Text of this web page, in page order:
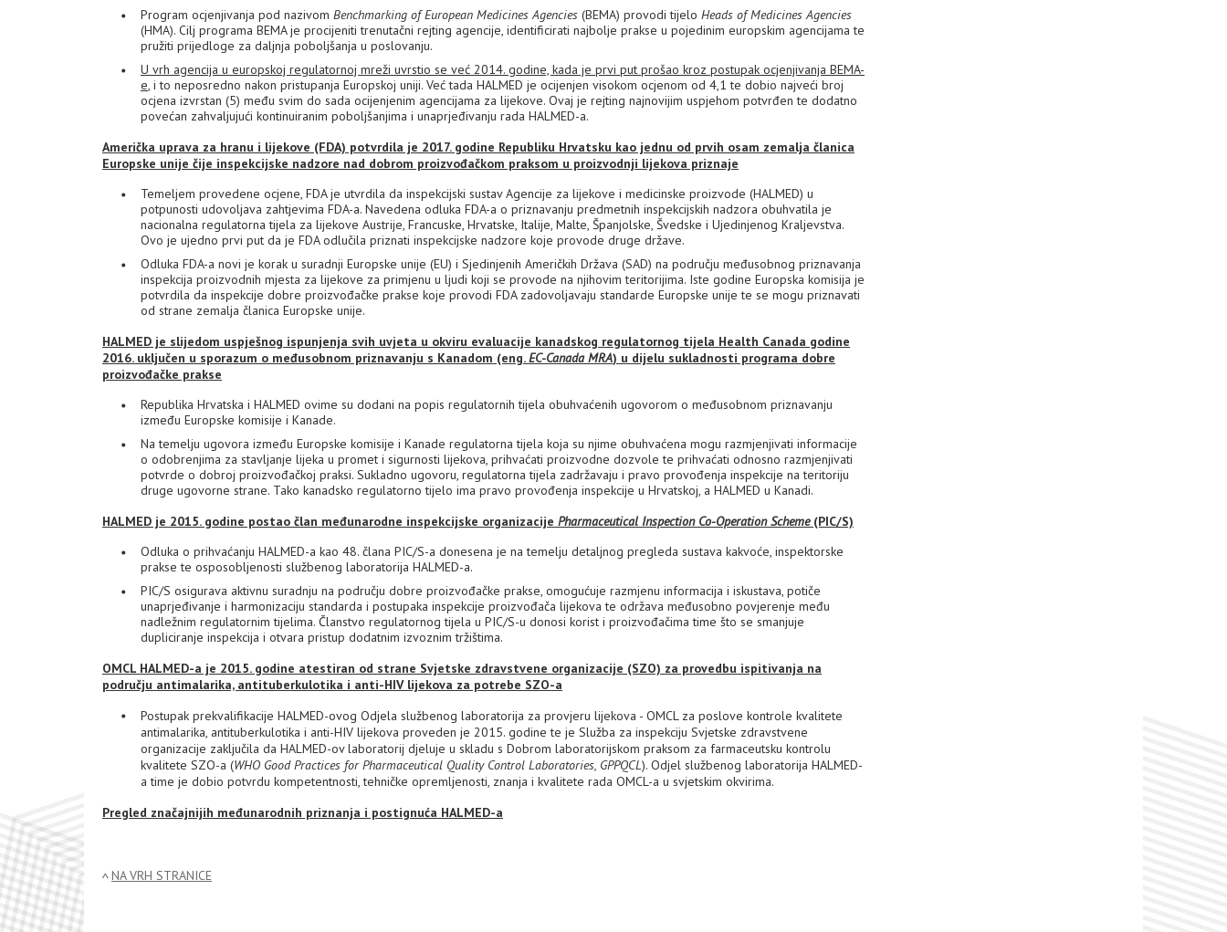
Program ocjenjivanja pod nazivom Benchmarking of European Medicines Agencies (BEMA) provodi tijelo Heads of Medicines Agencies
(HMA). Cilj programa BEMA je procijeniti trenutačni rejting agencije, identificirati najbolje prakse u pojedinim europskim agencijama te
pružiti prijedloge za daljnja poboljšanja u poslovanju.
U vrh agencija u europskoj regulatornoj mreži uvrstio se već 2014. godine, kada je prvi put prošao kroz postupak ocjenjivanja BEMA-
e, i to neposredno nakon pristupanja Europskoj uniji. Već tada HALMED je ocijenjen visokom ocjenom od 4,1 te dobio najveći broj
ocjena izvrstan (5) među svim do sada ocijenjenim agencijama za lijekove. Ovaj je rejting najnovijim uspjehom potvrđen te dodatno
povećan zahvaljujući kontinuiranim poboljšanjima i unaprjeđivanju rada HALMED-a.
Američka uprava za hranu i lijekove (FDA) potvrdila je 2017. godine Republiku Hrvatsku kao jednu od prvih osam zemalja članica
Europske unije čije inspekcijske nadzore nad dobrom proizvođačkom praksom u proizvodnji lijekova priznaje
Temeljem provedene ocjene, FDA je utvrdila da inspekcijski sustav Agencije za lijekove i medicinske proizvode (HALMED) u
potpunosti udovoljava zahtjevima FDA-a. Navedena odluka FDA-a o priznavanju predmetnih inspekcijskih nadzora obuhvatila je
nacionalna regulatorna tijela za lijekove Austrije, Francuske, Hrvatske, Italije, Malte, Španjolske, Švedske i Ujedinjenog Kraljevstva.
Ovo je ujedno prvi put da je FDA odlučila priznati inspekcijske nadzore koje provode druge države.
Odluka FDA-a novi je korak u suradnji Europske unije (EU) i Sjedinjenih Američkih Država (SAD) na području međusobnog priznavanja
inspekcija proizvodnih mjesta za lijekove za primjenu u ljudi koji se provode na njihovim teritorijima. Iste godine Europska komisija je
potvrdila da inspekcije dobre proizvođačke prakse koje provodi FDA zadovoljavaju standarde Europske unije te se mogu priznavati
od strane zemalja članica Europske unije.
HALMED je slijedom uspješnog ispunjenja svih uvjeta u okviru evaluacije kanadskog regulatornog tijela Health Canada godine
2016. uključen u sporazum o međusobnom priznavanju s Kanadom (eng.EC-Canada MRA) u dijelu sukladnosti programa dobre
proizvođačke prakse
Republika Hrvatska i HALMED ovime su dodani na popis regulatornih tijela obuhvaćenih ugovorom o međusobnom priznavanju
između Europske komisije i Kanade.
Na temelju ugovora između Europske komisije i Kanade regulatorna tijela koja su njime obuhvaćena mogu razmjenjivati informacije
o odobrenjima za stavljanje lijeka u promet i sigurnosti lijekova, prihvaćati proizvodne dozvole te prihvaćati odnosno razmjenjivati
potvrde o dobroj proizvođačkoj praksi. Sukladno ugovoru, regulatorna tijela zadržavaju i pravo provođenja inspekcije na teritoriju
druge ugovorne strane. Tako kanadsko regulatorno tijelo ima pravo provođenja inspekcije u Hrvatskoj, a HALMED u Kanadi.
HALMED je 2015. godine postao član međunarodne inspekcijske organizacije Pharmaceutical Inspection Co-Operation Scheme(PIC/S)
Odluka o prihvaćanju HALMED-a kao 48. člana PIC/S-a donesena je na temelju detaljnog pregleda sustava kakvoće, inspektorske
prakse te osposobljenosti službenog laboratorija HALMED-a.
PIC/S osigurava aktivnu suradnju na području dobre proizvođačke prakse, omogućuje razmjenu informacija i iskustava, potiče
unaprjeđivanje i harmonizaciju standarda i postupaka inspekcije proizvođača lijekova te održava međusobno povjerenje među
nadležnim regulatornim tijelima. Članstvo regulatornog tijela u PIC/S-u donosi korist i proizvođačima time što se smanjuje
dupliciranje inspekcija i otvara pristup dodatnim izvoznim tržištima.
OMCL HALMED-a je 2015. godine atestiran od strane Svjetske zdravstvene organizacije (SZO) za provedbu ispitivanja na
području antimalarika, antituberkulotika i anti-HIV lijekova za potrebe SZO-a
Postupak prekvalifikacije HALMED-ovog Odjela službenog laboratorija za provjeru lijekova - OMCL za poslove kontrole kvalitete
antimalarika, antituberkulotika i anti-HIV lijekova proveden je 2015. godine te je Služba za inspekciju Svjetske zdravstvene
organizacije zaključila da HALMED-ov laboratorij djeluje u skladu s Dobrom laboratorijskom praksom za farmaceutsku kontrolu
kvalitete SZO-a (WHO Good Practices for Pharmaceutical Quality Control Laboratories, GPPQCL). Odjel službenog laboratorija HALMED-
a time je dobio potvrdu kompetentnosti, tehničke opremljenosti, znanja i kvalitete rada OMCL-a u svjetskim okvirima.
Pregled značajnijih međunarodnih priznanja i postignuća HALMED-a
NA VRH STRANICE